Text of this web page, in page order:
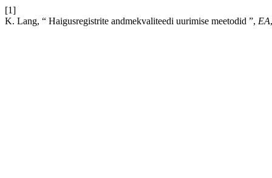
[1]
K. Lang, “ Haigusregistrite andmekvaliteedi uurimise meetodid ”, EA